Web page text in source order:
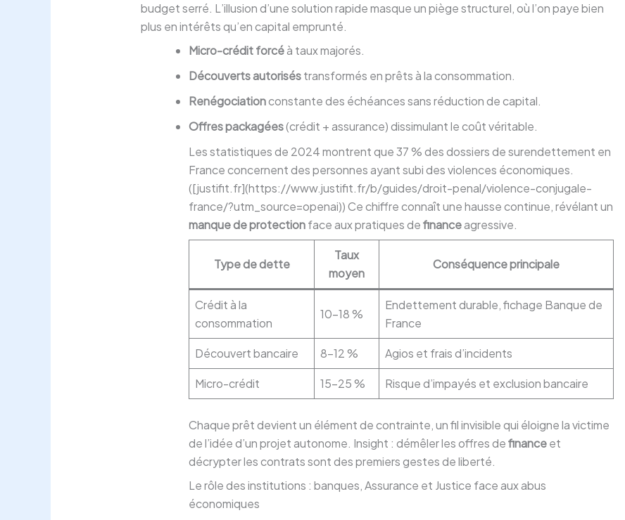
budget serré. L’illusion d’une solution rapide masque un piège structurel, où l’on paye bien
plus en intérêts qu’en capital emprunté.
Micro-crédit forcéà taux majorés.
Découverts autoriséstransformés en prêts à la consommation.
Renégociationconstante des échéances sans réduction de capital.
Offres packagées(crédit + assurance) dissimulant le coût véritable.
Les statistiques de 2024 montrent que 37 % des dossiers de surendettement en
France concernent des personnes ayant subi des violences économiques.
([justifit.fr](https://www.justifit.fr/b/guides/droit-penal/violence-conjugale-
france/?utm_source=openai)) Ce chiffre connaît une hausse continue, révélant un
manque de protectionface aux pratiques definanceagressive.
Type de dette
Taux
moyen
Conséquence principale
Crédit à la
consommation
10–18 %
Endettement durable, fichage Banque de
France
Découvert bancaire 8–12 % Agios et frais d’incidents
Micro-crédit 15–25 % Risque d’impayés et exclusion bancaire
Chaque prêt devient un élément de contrainte, un fil invisible qui éloigne la victime
de l’idée d’un projet autonome. Insight : démêler les offres definanceet
décrypter les contrats sont des premiers gestes de liberté.
Le rôle des institutions : banques, Assurance et Justice face aux abus
économiques